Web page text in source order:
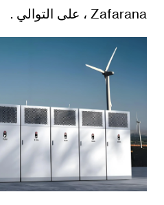
Zafarana ، على التوالي .